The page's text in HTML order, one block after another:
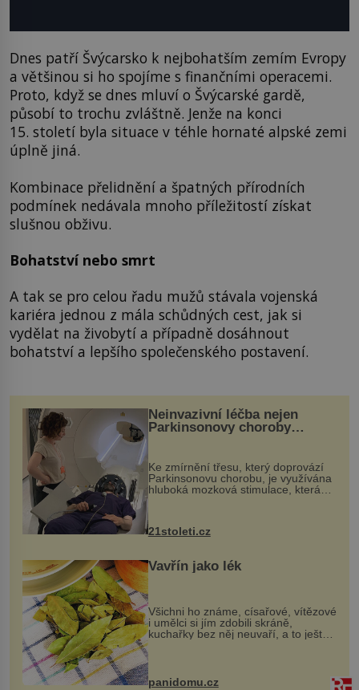
Dnes patří Švýcarsko k nejbohatším zemím Evropy
a většinou si ho spojíme s finančními operacemi.
Proto, když se dnes mluví o Švýcarské gardě,
působí to trochu zvláštně. Jenže na konci
15. století byla situace v téhle hornaté alpské zemi
úplně jiná.
Kombinace přelidnění a špatných přírodních
podmínek nedávala mnoho příležitostí získat
slušnou obživu.
Bohatství nebo smrt
A tak se pro celou řadu mužů stávala vojenská
kariéra jednou z mála schůdných cest, jak si
vydělat na živobytí a případně dosáhnout
bohatství a lepšího společenského postavení.
Neinvazivní léčba nejen
Parkinsonovy choroby
Ke zmírnění třesu, který doprovází
Parkinsonovu chorobu, je využívána
hluboká mozková stimulace, která
však vyžaduje vysoce invazivní
k dostatečně přesnému zacílení ...
21stoleti.cz
Vavřín jako lék
Všichni ho známe, císařové, vítězové
i umělci si jím zdobili skráně,
kuchařky bez něj neuvaří, a to ještě
nevíte, že bobkový list může výrazně
zmírnit některé naše neduhy.
Obsahuje v malém množství ně...
panidomu.cz